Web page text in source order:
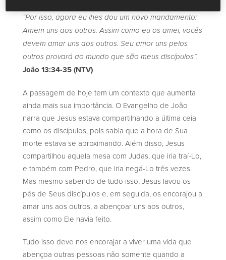
“Por isso, agora eu lhes dou um novo mandamento:
Amem uns aos outros. Assim como eu os amei, vocês
devem amar uns aos outros. Seu amor uns pelos
outros provará ao mundo que são meus discípulos”.
João 13:34-35 (NTV)
A passagem de hoje tem um contexto que aumenta
ainda mais sua importância. O Evangelho de João
narra que Jesus estava compartilhando a última ceia
como os discípulos, pois sabia que a hora de Sua
morte estava se aproximando. Além disso, Jesus
compartilhou aquela mesa com Judas, que iria traí-Lo,
e também com Pedro, que iria negá-Lo três vezes.
Mas mesmo sabendo de tudo isso, Jesus lavou os
pés de Seus discípulos e, em seguida, os encorajou a
amar uns aos outros, a abençoar uns aos outros,
assim como Ele havia feito.
Tudo isso deve nos encorajar a viver uma vida que
abençoa outras pessoas não somente quando a